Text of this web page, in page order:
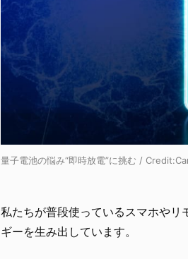
量子電池の悩み“即時放電”に挑む /
私たちが普段使っているスマホや
ギーを生み出しています。